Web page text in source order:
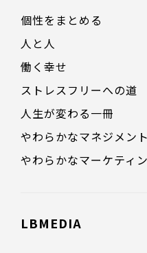
個性をまとめる
人と人
働く幸せ
ストレスフリーへの道
人生が変わる一冊
やわらかなマネジメント
やわらかなマーケティ
LBMEDIA